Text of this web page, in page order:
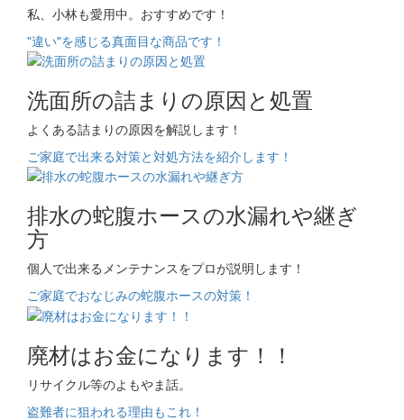
私、小林も愛用中。おすすめです！
"違い"を感じる真面目な商品です！
洗面所の詰まりの原因と処置
よくある詰まりの原因を解説します！
ご家庭で出来る対策と対処方法を紹介します！
排水の蛇腹ホースの水漏れや継ぎ
方
個人で出来るメンテナンスをプロが説明します！
ご家庭でおなじみの蛇腹ホースの対策！
廃材はお金になります！！
リサイクル等のよもやま話。
盗難者に狙われる理由もこれ！